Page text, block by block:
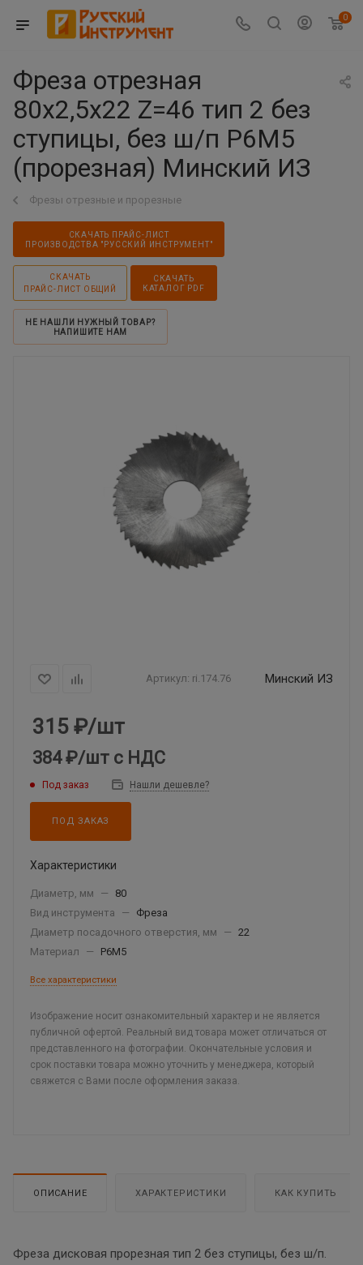
0
Фреза отрезная
80х2,5х22 Z=46 тип 2 без
ступицы, без ш/п Р6М5
(прорезная) Минский ИЗ
Фрезы отрезные и прорезные
СКАЧАТЬ ПРАЙС-ЛИСТ
ПРОИЗВОДСТВА "РУССКИЙ ИНСТРУМЕНТ"
СКАЧАТЬ
ПРАЙС-ЛИСТ ОБЩИЙ
СКАЧАТЬ
КАТАЛОГ PDF
НЕ НАШЛИ НУЖНЫЙ ТОВАР?
НАПИШИТЕ НАМ
Артикул: ri.174.76 Минский ИЗ
315 ₽/шт
384 ₽/шт с НДС
Под заказ Нашли дешевле?
ПОД ЗАКАЗ
Характеристики
Диаметр, мм —
80
Вид инструмента
—
Фреза
Диаметр посадочного отверстия, мм
— 22
Материал
— Р6М5
Все характеристики
Изображение носит ознакомительный характер и не является
публичной офертой. Реальный вид товара может отличаться от
представленного на фотографии. Окончательные условия и
срок поставки товара можно уточнить у менеджера, который
свяжется с Вами после оформления заказа.
ОПИСАНИЕ ХАРАКТЕРИСТИКИ КАК КУПИТЬ
Фреза дисковая прорезная тип 2 без ступицы, без ш/п.